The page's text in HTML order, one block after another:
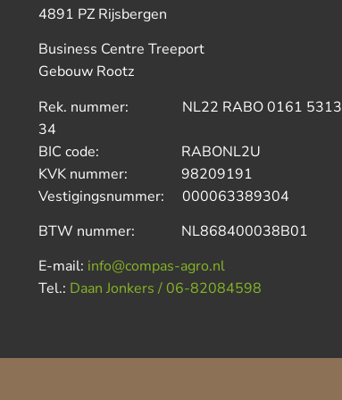
4891 PZ Rijsbergen
Business Centre Treeport
Gebouw Rootz
Rek. nummer: NL22 RABO 0161 5313
34
BIC code: RABONL2U
KVK nummer: 98209191
Vestigingsnummer: 000063389304
BTW nummer: NL868400038B01
E-mail: info@compas-agro.nl
Tel.: Daan Jonkers / 06-82084598